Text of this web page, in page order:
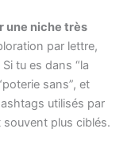
une niche très
par lettre,
tu es dans “la
sans”, et
utilisés par
plus ciblés.